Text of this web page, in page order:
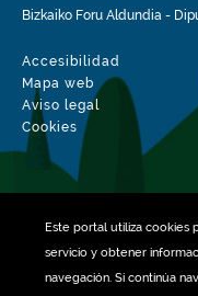
Este portal utiliza cookies
servicio y obtener
navegación. Si continúa
Fecha de
03-07-2026
Bizkaiko Foru Aldundia -
Accesibilidad
Mapa web
Aviso legal
Cookies